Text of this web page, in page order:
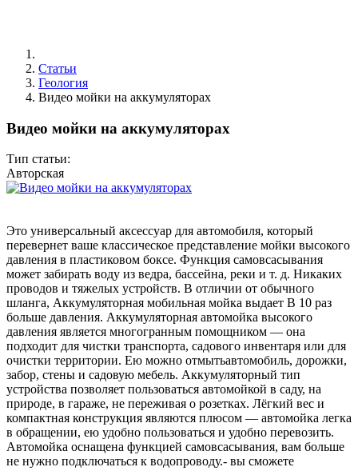
Статьи
Геология
Видео мойки на аккумуляторах
Видео мойки на аккумуляторах
Тип статьи:
Авторская
Это универсальный аксессуар для автомобиля, который
перевернет ваше классическое представление мойки высокого
давления в пластиковом боксе. Функция самовсасывания
может забирать воду из ведра, бассейна, реки и т. д. Никаких
проводов и тяжелых устройств. В отличии от обычного
шланга, Аккумуляторная мобильная мойка выдает В 10 раз
больше давления. Аккумуляторная автомойка высокого
давления является многогранным помощником — она
подходит для чистки транспорта, садового инвентаря или для
очистки территории. Ею можно отмытьавтомобиль, дорожки,
забор, стены и садовую мебель. Аккумуляторный тип
устройства позволяет пользоваться автомойкой в саду, на
природе, в гараже, не переживая о розетках. Лёгкий вес и
компактная конструкция являются плюсом — автомойка легка
в обращении, ею удобно пользоваться и удобно перевозить.
Автомойка оснащена функцией самовсасывания, вам больше
не нужно подключаться к водопроводу.- вы сможете